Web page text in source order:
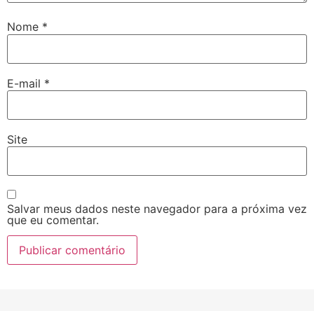
Nome *
E-mail *
Site
Salvar meus dados neste navegador para a próxima vez
que eu comentar.